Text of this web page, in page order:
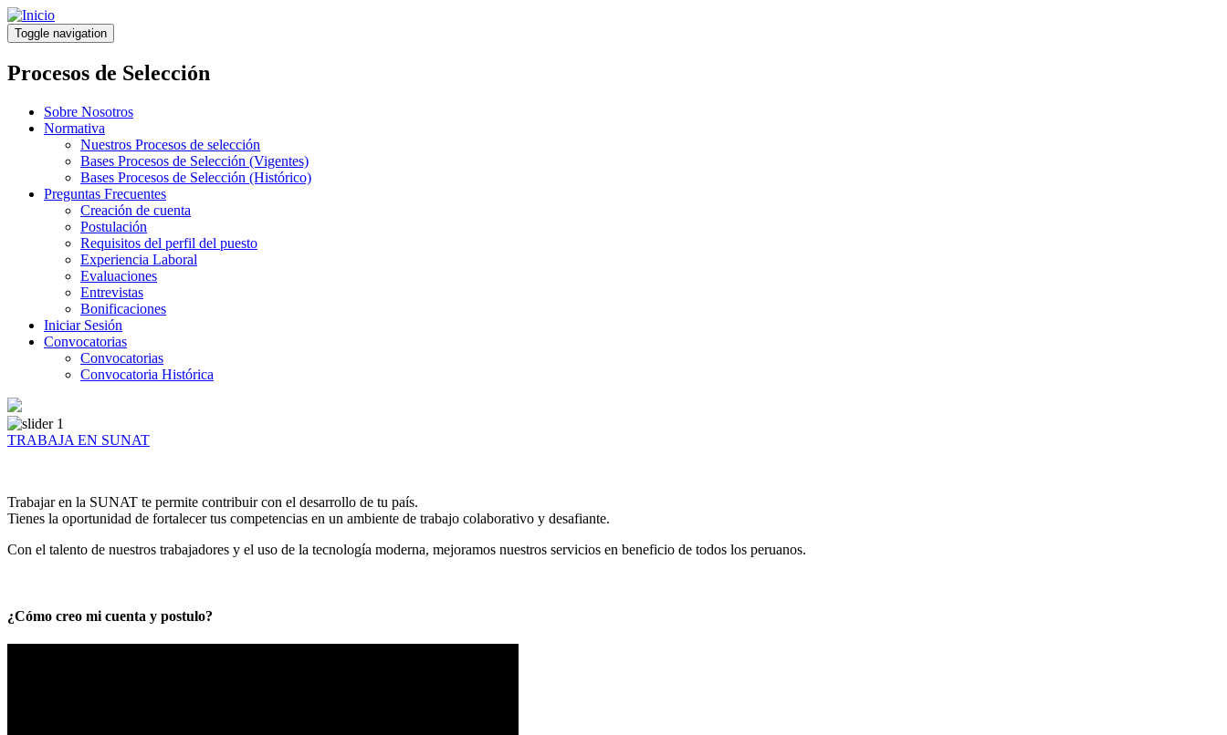
Pasar
al
contenido
principal
Toggle navigation
Procesos de Selección
Sobre Nosotros
Normativa
Nuestros Procesos de selección
Bases Procesos de Selección (Vigentes)
Bases Procesos de Selección (Histórico)
Preguntas Frecuentes
Creación de cuenta
Postulación
Requisitos del perfil del puesto
Experiencia Laboral
Evaluaciones
Entrevistas
Bonificaciones
Iniciar Sesión
Convocatorias
Convocatorias
Convocatoria Histórica
TRABAJA EN SUNAT
Trabajar en la SUNAT te permite contribuir con el desarrollo de tu país.
Tienes la oportunidad de fortalecer tus competencias en un ambiente de trabajo colaborativo y desafiante.
Con el talento de nuestros trabajadores y el uso de la tecnología moderna, mejoramos nuestros servicios en beneficio de todos los peruanos.
¿Cómo creo mi cuenta y postulo?